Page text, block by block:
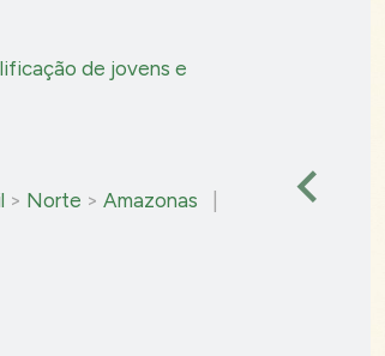
de jovens e
> Norte > Amazonas